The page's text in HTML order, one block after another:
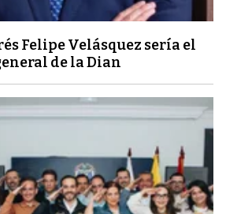
Felipe Velásquez sería el
de la Dian